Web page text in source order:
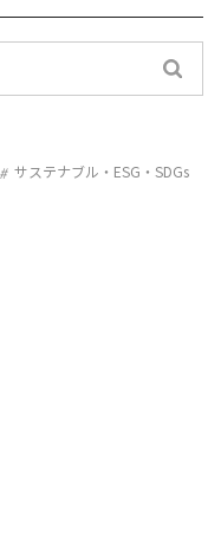
サステナブル・ESG・SDGs